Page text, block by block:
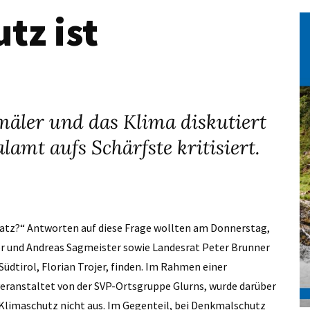
ist
und das Klima diskutiert
aufs Schärfste kritisiert.
Antworten auf diese Frage wollten am Donnerstag,
Andreas Sagmeister sowie Landesrat Peter Brunner
Florian Trojer, finden. Im Rahmen einer
von der SVP-Ortsgruppe Glurns, wurde darüber
nicht aus. Im Gegenteil, bei Denkmalschutz